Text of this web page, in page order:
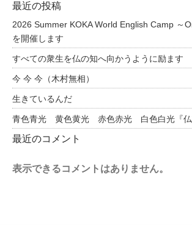
最近の投稿
2026 Summer KOKA World English Camp ～
を開催します
すべての衆生を仏の知へ向かうように励ます
今 今 今（木村無相）
生きているんだ
青色青光 黄色黄光 赤色赤光 白色白光『仏
最近のコメント
表示できるコメントはありません。